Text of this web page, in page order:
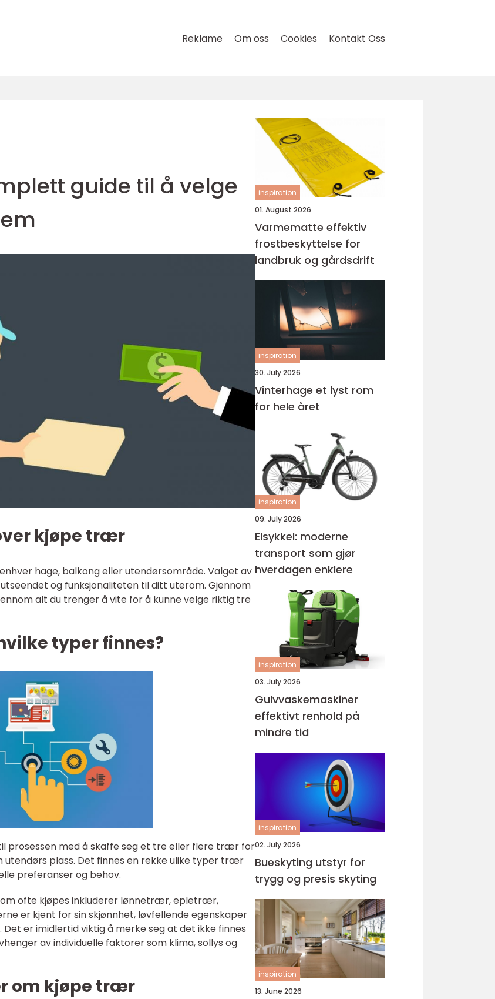
Reklame Om oss Cookies Kontakt Oss
guide til å velge
kjøpe trær
hage, balkong eller utendørsområde. Valget av
og funksjonaliteten til ditt uterom. Gjennom
alt du trenger å vite for å kunne velge riktig tre
typer finnes?
med å skaffe seg et tre eller flere trær for
utendørs plass. Det finnes en rekke ulike typer trær
preferanser og behov.
ofte kjøpes inkluderer lønnetrær, epletrær,
er kjent for sin skjønnhet, løvfellende egenskaper
er imidlertid viktig å merke seg at det ikke finnes
av individuelle faktorer som klima, sollys og
om kjøpe trær
inspiration
01. August 2026
Varmematte effektiv
frostbeskyttelse for
landbruk og gårdsdrift
inspiration
30. July 2026
Vinterhage et lyst rom
for hele året
inspiration
09. July 2026
Elsykkel: moderne
transport som gjør
hverdagen enklere
inspiration
03. July 2026
Gulvvaskemaskiner
effektivt renhold på
mindre tid
inspiration
02. July 2026
Bueskyting utstyr for
trygg og presis skyting
inspiration
13. June 2026